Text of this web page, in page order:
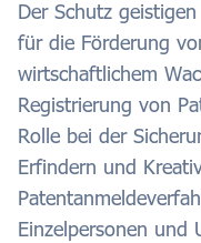
Der Schutz
für die Förderung
wirtschaftlichem
Registrierung von
Rolle bei der
Erfindern und
Einzelpersonen und